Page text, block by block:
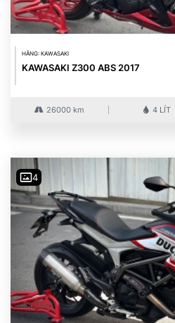
HÃNG: KAWASAKI
KAWASAKI Z300 ABS 2017
26000 km 4 LÍT
4